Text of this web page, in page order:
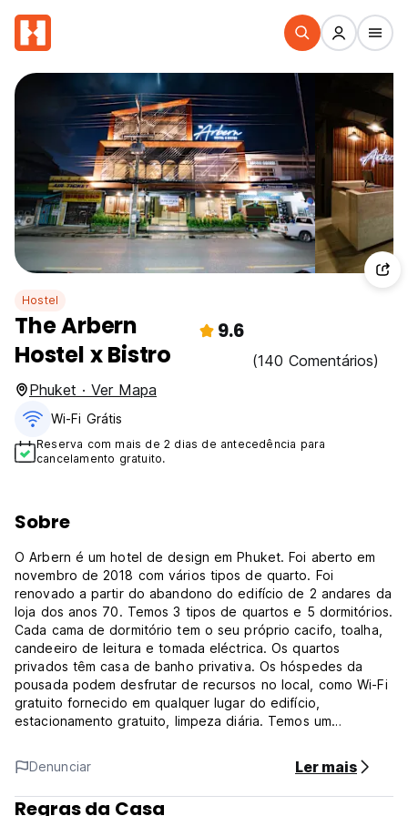
Hostel
The Arbern
Hostel x Bistro
9.6
(140 Comentários)
Phuket · Ver Mapa
Wi-Fi Grátis
Reserva com mais de 2 dias de antecedência para
cancelamento gratuito.
Sobre
O Arbern é um hotel de design em Phuket. Foi aberto em
novembro de 2018 com vários tipos de quarto. Foi
renovado a partir do abandono do edifício de 2 andares da
loja dos anos 70. Temos 3 tipos de quartos e 5 dormitórios.
Cada cama de dormitório tem o seu próprio cacifo, toalha,
candeeiro de leitura e tomada eléctrica. Os quartos
privados têm casa de banho privativa. Os hóspedes da
pousada podem desfrutar de recursos no local, como Wi-Fi
gratuito fornecido em qualquer lugar do edifício,
estacionamento gratuito, limpeza diária. Temos um
desfrutar de um bom café e de boa comida num ambiente
descontraído.
O Arbern está localizado mesmo em frente aos Templos
Vichitsangkaram. O hostel fica muito perto da Cidade Velha
Denunciar Ler mais
Regras da Casa